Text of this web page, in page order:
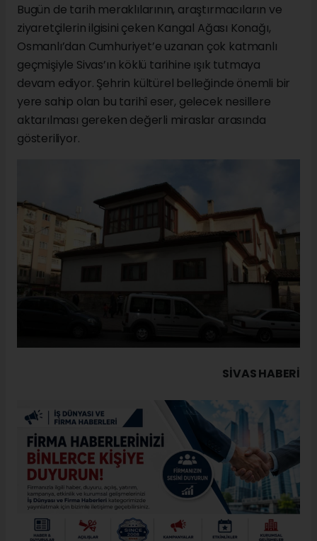
Bugün de tarih meraklılarının, araştırmacıların ve
ziyaretçilerin ilgisini çeken Kangal Ağası Konağı,
Osmanlı’dan Cumhuriyet’e uzanan çok katmanlı
geçmişiyle Sivas’ın köklü tarihine ışık tutmaya
devam ediyor. Şehrin kültürel belleğinde önemli bir
yere sahip olan bu tarihî eser, gelecek nesillere
aktarılması gereken değerli miraslar arasında
gösteriliyor.
SIVAS HABERİ